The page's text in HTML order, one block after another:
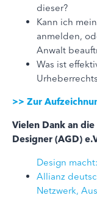
dieser?
Kann ich
anmelden,
Anwalt
Was ist
>> Zur
Vielen Dank an
Designer (AGD)
Design
Allianz
Netzwerk,